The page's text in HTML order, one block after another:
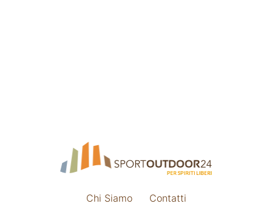
Chi Siamo Contatti